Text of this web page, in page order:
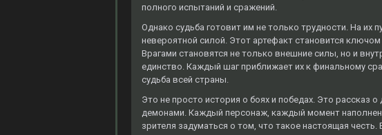
полного испытаний и сражений.
Однако судьба готовит им не только трудности. На их
невероятной силой. Этот артефакт становится
Врагами становятся не только внешние силы, но и
единство. Каждый шаг приближает их к финальному
судьба всей страны.
Это не просто история о боях и победах. Это рассказ
демонами. Каждый персонаж, каждый момент
зрителя задуматься о том, что такое настоящая